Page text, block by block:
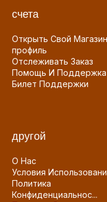
счета
Открыть Свой Магазин
профиль
Отслеживать Заказ
Помощь И Поддержка
Билет Поддержки
другой
О Нас
Условия
Политика
Конфиденциальнос...